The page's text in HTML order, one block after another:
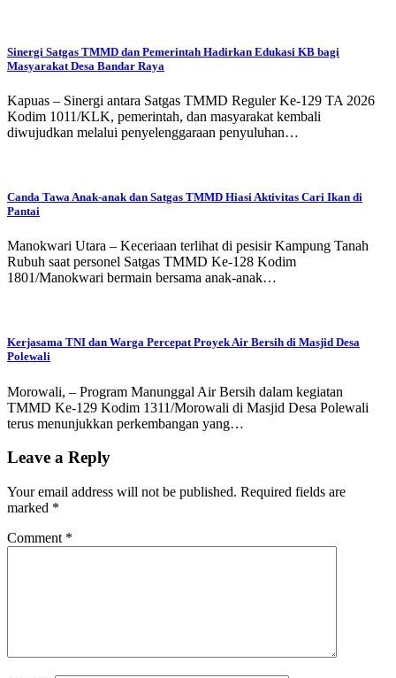
Sinergi Satgas TMMD dan Pemerintah Hadirkan Edukasi KB bagi
Masyarakat Desa Bandar Raya
Kapuas – Sinergi antara Satgas TMMD Reguler Ke-129 TA 2026
Kodim 1011/KLK, pemerintah, dan masyarakat kembali
diwujudkan melalui penyelenggaraan penyuluhan…
Canda Tawa Anak-anak dan Satgas TMMD Hiasi Aktivitas Cari Ikan di
Pantai
Manokwari Utara – Keceriaan terlihat di pesisir Kampung Tanah
Rubuh saat personel Satgas TMMD Ke-128 Kodim
1801/Manokwari bermain bersama anak-anak…
Kerjasama TNI dan Warga Percepat Proyek Air Bersih di Masjid Desa
Polewali
Morowali, – Program Manunggal Air Bersih dalam kegiatan
TMMD Ke-129 Kodim 1311/Morowali di Masjid Desa Polewali
terus menunjukkan perkembangan yang…
Leave a Reply
Your email address will not be published. Required fields are
marked *
Comment *